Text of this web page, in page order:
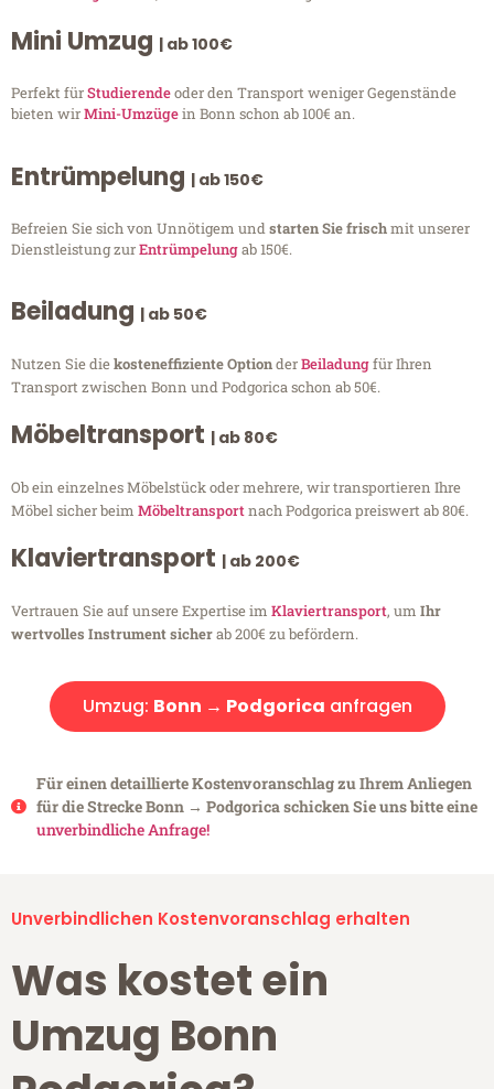
Mini Umzug | ab 100€
Perfekt fürStudierendeoder den Transport weniger Gegenstände
bieten wirMini-Umzügein Bonn schon ab 100€ an.
Entrümpelung | ab 150€
Befreien Sie sich von Unnötigem undstarten Sie frischmit unserer
Dienstleistung zurEntrümpelungab 150€.
Beiladung | ab 50€
Nutzen Sie diekosteneffiziente OptionderBeiladungfür Ihren
Transport zwischen Bonn und Podgorica schon ab 50€.
Möbeltransport | ab 80€
Ob ein einzelnes Möbelstück oder mehrere, wir transportieren Ihre
Möbel sicher beim Möbeltransportnach Podgorica preiswert ab 80€.
Klaviertransport | ab 200€
Vertrauen Sie auf unsere Expertise im Klaviertransport, um Ihr
wertvolles Instrument sicherab 200€ zu befördern.
Umzug: Bonn → Podgorica anfragen
Für einen detaillierte Kostenvoranschlag zu Ihrem Anliegen
für die Strecke Bonn → Podgorica schicken Sie uns bitte eine
unverbindliche Anfrage!
Unverbindlichen Kostenvoranschlag erhalten
Was kostet ein
Umzug Bonn